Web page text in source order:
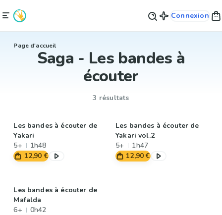
Connexion
Page d'accueil
Saga - Les bandes à
écouter
3 résultats
Les bandes à écouter de
Yakari
5+
1h48
12,90 €
Les bandes à écouter de
Yakari vol.2
5+
1h47
12,90 €
Les bandes à écouter de
Mafalda
6+
0h42